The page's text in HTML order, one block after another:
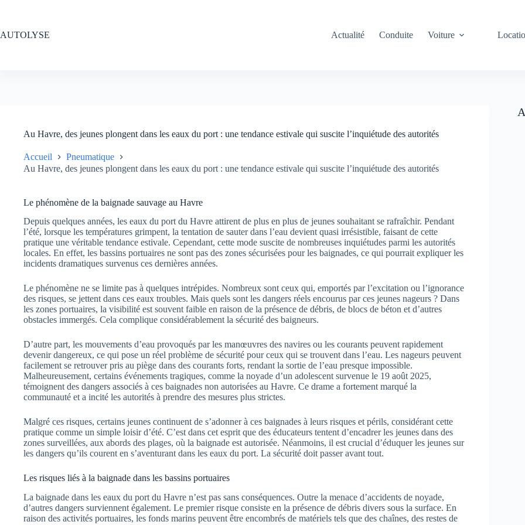
AUTOLYSE
Actualité Conduite Voiture
Au Havre, des jeunes plongent dans les eaux du port : une tendance estivale qui suscite l’inquiétude des autorités
Accueil
Pneumatique
Au Havre, des jeunes plongent dans les eaux du port : une tendance estivale qui suscite l’inquiétude des autorités
Le phénomène de la baignade sauvage au Havre
Depuis quelques années, les eaux du port du Havre attirent de plus en plus de jeunes souhaitant se rafraîchir. Pendant
l’été, lorsque les températures grimpent, la tentation de sauter dans l’eau devient quasi irrésistible, faisant de cette
pratique une véritable tendance estivale. Cependant, cette mode suscite de nombreuses inquiétudes parmi les autorités
locales. En effet, les bassins portuaires ne sont pas des zones sécurisées pour les baignades, ce qui pourrait expliquer les
incidents dramatiques survenus ces dernières années.
Le phénomène ne se limite pas à quelques intrépides. Nombreux sont ceux qui, emportés par l’excitation ou l’ignorance
des risques, se jettent dans ces eaux troubles. Mais quels sont les dangers réels encourus par ces jeunes nageurs ? Dans
les zones portuaires, la visibilité est souvent faible en raison de la présence de débris, de blocs de béton et d’autres
obstacles immergés. Cela complique considérablement la sécurité des baigneurs.
D’autre part, les mouvements d’eau provoqués par les manœuvres des navires ou les courants peuvent rapidement
devenir dangereux, ce qui pose un réel problème de sécurité pour ceux qui se trouvent dans l’eau. Les nageurs peuvent
facilement se retrouver pris au piège dans des courants forts, rendant la sortie de l’eau presque impossible.
Malheureusement, certains événements tragiques, comme la noyade d’un adolescent survenue le 19 août 2025,
témoignent des dangers associés à ces baignades non autorisées au Havre. Ce drame a fortement marqué la
communauté et a incité les autorités à prendre des mesures plus strictes.
Malgré ces risques, certains jeunes continuent de s’adonner à ces baignades à leurs risques et périls, considérant cette
pratique comme un simple loisir d’été. C’est dans cet esprit que des éducateurs tentent d’encadrer les jeunes dans des
zones surveillées, aux abords des plages, où la baignade est autorisée. Néanmoins, il est crucial d’éduquer les jeunes sur
les dangers qu’ils courent en s’aventurant dans les eaux du port. La sécurité doit passer avant tout.
Les risques liés à la baignade dans les bassins portuaires
La baignade dans les eaux du port du Havre n’est pas sans conséquences. Outre la menace d’accidents de noyade,
d’autres dangers surviennent également. Le premier risque consiste en la présence de débris divers sous la surface. En
raison des activités portuaires, les fonds marins peuvent être encombrés de matériels tels que des chaînes, des restes de